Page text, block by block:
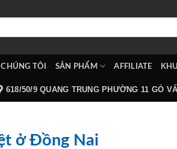
CHÚNG TÔI SẢN PHẨM AFFILIATE
618/50/9 QUANG TRUNG PHƯỜNG 11 GÒ
ở Đồng Nai